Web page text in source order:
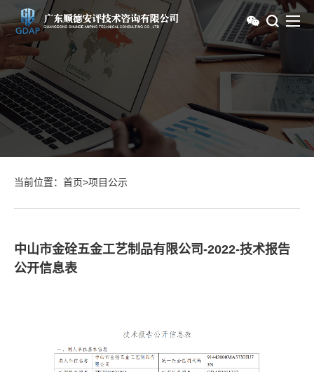
当前位置： 首页>项目公示
中山市金硂五金工艺制品有限公司-2022-技术报告
公开信息表